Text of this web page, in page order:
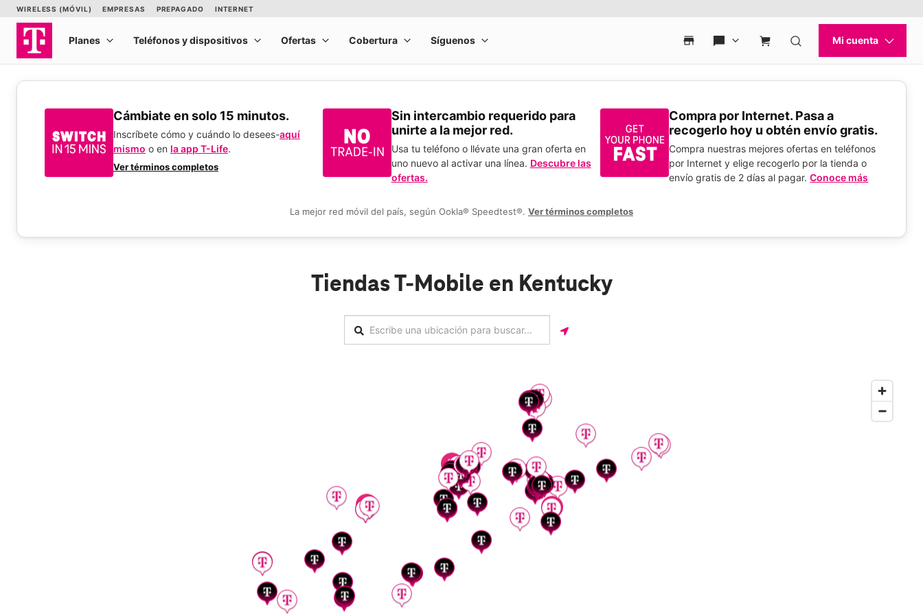
​​​​​​​Cámbiate en solo 15 minutos.
Inscríbete cómo y cuándo lo desees-aquí
mismo o en la app T-Life.
Ver términos completos
Sin intercambio requerido para
unirte a la mejor red.
Usa tu teléfono o llévate una gran oferta en
uno nuevo al activar una línea. Descubre las
ofertas.
Compra por Internet. Pasa a
recogerlo hoy u obtén envío gratis.
Compra nuestras mejores ofertas en teléfonos
por Internet y elige recogerlo por la tienda o
envío gratis de 2 días al pagar.Conoce más
La mejor red móvil del país, según Ookla® Speedtest®. Ver términos completos
Tiendas T-Mobile en Kentucky